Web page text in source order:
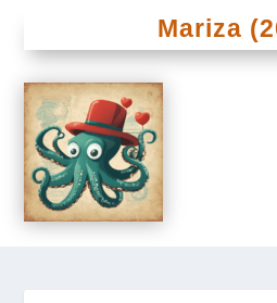
Mariza